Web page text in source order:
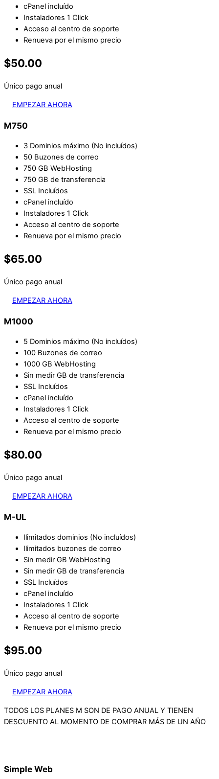
cPanel incluído
Instaladores 1 Click
Acceso al centro de soporte
Renueva por el mismo precio
$50.00
Único pago anual
EMPEZAR AHORA
M750
3 Dominios máximo (No incluídos)
50 Buzones de correo
750 GB WebHosting
750 GB de transferencia
SSL Incluídos
cPanel incluído
Instaladores 1 Click
Acceso al centro de soporte
Renueva por el mismo precio
$65.00
Único pago anual
EMPEZAR AHORA
M1000
5 Dominios máximo (No incluídos)
100 Buzones de correo
1000 GB WebHosting
Sin medir GB de transferencia
SSL Incluídos
cPanel incluído
Instaladores 1 Click
Acceso al centro de soporte
Renueva por el mismo precio
$80.00
Único pago anual
EMPEZAR AHORA
M-UL
Ilimitados dominios (No incluídos)
Ilimitados buzones de correo
Sin medir GB WebHosting
Sin medir GB de transferencia
SSL Incluídos
cPanel incluído
Instaladores 1 Click
Acceso al centro de soporte
Renueva por el mismo precio
$95.00
Único pago anual
EMPEZAR AHORA
TODOS LOS PLANES M SON DE PAGO ANUAL Y TIENEN
DESCUENTO AL MOMENTO DE COMPRAR MÁS DE UN AÑO
Simple Web